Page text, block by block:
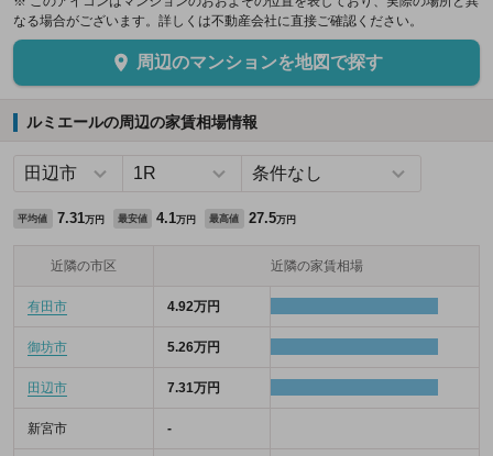
なる場合がございます。詳しくは不動産会社に直接ご確認ください。
周辺のマンションを地図で探す
ルミエールの周辺の家賃相場情報
平均値 7.31万円 最安値 4.1万円 最高値 27.5万円
近隣の市区 近隣の家賃相場
有田市 4.92万円
御坊市 5.26万円
田辺市 7.31万円
新宮市 -